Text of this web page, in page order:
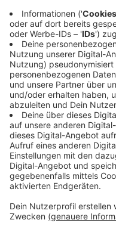
gezahlt werden. Das
Ende des Jahres soll
Anzeige
Details zum
Anzeige
Idee ist, dass Busse
einen Calo-
Einzelfahrt für 3,60
Tickets können aber
werden. Das 10er-,